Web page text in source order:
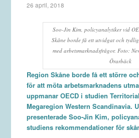
26 april, 2018
Soo-Jin Kim, policyanalytiker vid
Skåne borde få ett utvidgat och
med arbetsmarknadsfrågor. Foto:
Örarbäck
Region Skåne borde få ett större
för att möta arbetsmarknadens
uppmanar OECD i studien
Megaregion Western Scandinavia.
presenterade Soo-Jin Kim,
studiens rekommendationer för